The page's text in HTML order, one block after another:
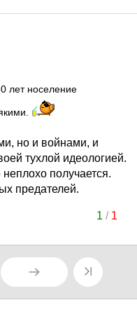
лет носеление
но и войнами, и
тухлой идеологией.
получается.
предателей.
1 / 1